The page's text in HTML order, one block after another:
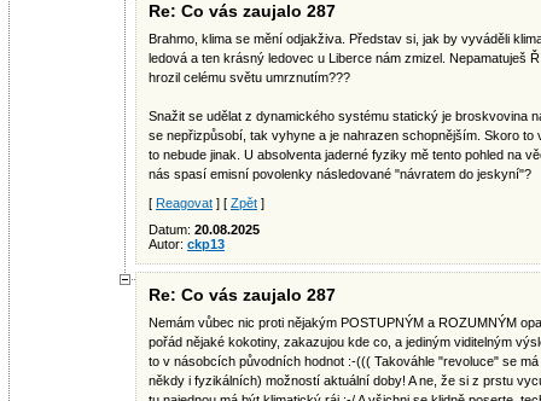
Re: Co vás zaujalo 287
Brahmo, klima se mění odjakživa. Představ si, jak by vyváděli
ledová a ten krásný ledovec u Liberce nám zmizel. Nepamatuješ
hrozil celému světu umrznutím???
Snažit se udělat z dynamického systému statický je broskvovina
se nepřizpůsobí, tak vyhyne a je nahrazen schopnějším. Skoro
to nebude jinak. U absolventa jaderné fyziky mě tento pohled na
nás spasí emisní povolenky následované "návratem do jeskyní"?
[ Reagovat ] [ Zpět ]
Datum: 20.08.2025
Autor: ckp13
Re: Co vás zaujalo 287
Nemám vůbec nic proti nějakým POSTUPNÝM a ROZUMNÝM
pořád nějaké kokotiny, zakazujou kde co, a jediným viditelným
to v násobcích původních hodnot :-((( Takováhle "revoluce" se
někdy i fyzikálních) možností aktuální doby! A ne, že si z prstu